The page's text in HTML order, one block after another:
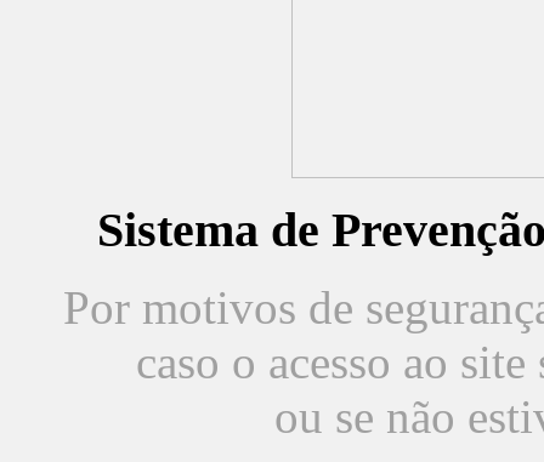
Sistema de
Por motivos de
caso o acesso ao
ou se não